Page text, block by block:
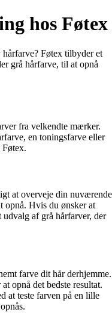
hos Føtex
Føtex tilbyder et
grå hårfarve, til at opnå
fra velkendte mærker.
en toningsfarve eller
Føtex.
at overveje din nuværende
opnå. Hvis du ønsker at
af grå hårfarver, der
farve dit hår derhjemme.
opnå det bedste resultat.
at teste farven på en lille